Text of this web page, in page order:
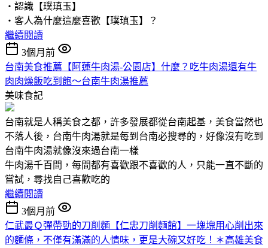
‧認識【璞瑱玉】
‧客人為什麼這麼喜歡【璞瑱玉】？
繼續閱讀
3個月前
台南美食推薦【阿蓮牛肉湯-公園店】什麼？吃牛肉湯還有牛
肉肉燥飯吃到飽～台南牛肉湯推薦
美味食記
台南就是人稱美食之都，許多發展都從台南起基，美食當然也
不落人後，台南牛肉湯就是每到台南必搜尋的，好像沒有吃到
台南牛肉湯就像沒來過台南一樣
牛肉湯千百間，每間都有喜歡跟不喜歡的人，只能一直不斷的
嘗試，尋找自己喜歡吃的
繼續閱讀
3個月前
仁武最Ｑ彈帶勁的刀削麵【仁忠刀削麵館】一塊塊用心削出來
的麵條，不僅有滿滿的人情味，更是大碗又好吃！＊高雄美食